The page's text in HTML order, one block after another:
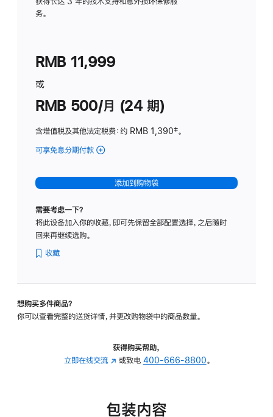
务。
RMB 11,999
或
RMB 500/月 (24 期)
含增值税及其他法定税费：约 RMB 1,390脚
‡。
可享免息分期付款 (Studio
-
标
璃
转
的
添加到购物袋
需要考虑一下？
将此设备加入你的收藏，即可先保留全部配置选择，之后随时
回来再继续选购。
收藏
想购买多件商品？
你可以查看完整的送货详情，并更改购物袋中的商品数量。
获得购买帮助，
立即在线交流 (在
中
或致电 400-666-8800。
包装内容